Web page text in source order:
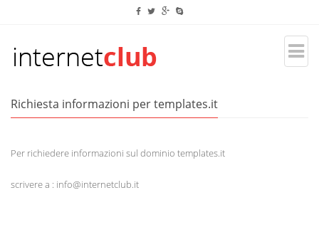
Richiesta informazioni per templates.it
Per richiedere informazioni sul dominio templates.it
scrivere a : info@internetclub.it